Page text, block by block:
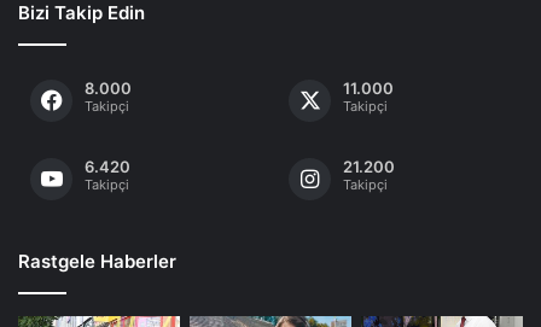
Bizi Takip Edin
8.000
Takipçi
11.000
Takipçi
6.420
Takipçi
21.200
Takipçi
Rastgele Haberler